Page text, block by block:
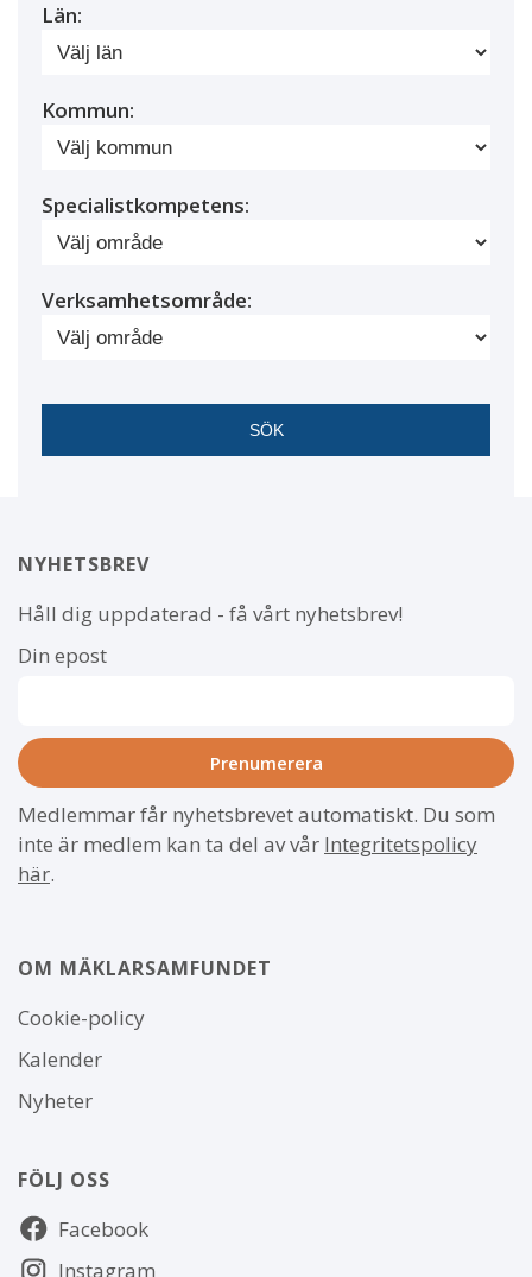
Län:
Kommun:
Specialistkompetens:
Verksamhetsområde:
NYHETSBREV
Håll dig uppdaterad - få vårt nyhetsbrev!
Din epost
Medlemmar får nyhetsbrevet automatiskt. Du som
inte är medlem kan ta del av vår Integritetspolicy
här.
OM MÄKLARSAMFUNDET
Om
webbplatsen
Cookie-policy
Kalender
Nyheter
FÖLJ OSS
Följ
oss Facebook
Instagram